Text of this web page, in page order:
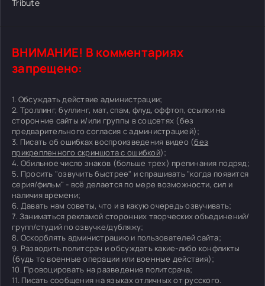
Tribute
ВНИМАНИЕ! В комментариях
запрещено:
1. Обсуждать действие администрации;
2. Троллинг, буллинг, мат, спам, флуд, оффтоп, ссылки на
сторонние сайты и/или группы в соцсетях (без
предварительного согласия с администрацией);
3. Писать об ошибках воспроизведения видео (без
прикрепленного скриншота с ошибкой);
4. Обильное число знаков (больше трех) препинания подряд;
5. Просить "озвучить быстрее" и спрашивать "когда появится
серия/фильм" - всё делается по мере возможности, сил и
наличия времени;
6. Давать нам советы, что и в какую очередь озвучивать;
7. Заниматься рекламой сторонних творческих объединений/
групп/студий по озвучке/дубляжу;
8. Оскорблять администрацию и пользователей сайта;
9. Разводить политсрач и обсуждать какие-либо конфликты
(будь то военные операции или военные действия);
10. Провоцировать на разведение политсрача;
11. Писать сообщения на языках отличных от русского.